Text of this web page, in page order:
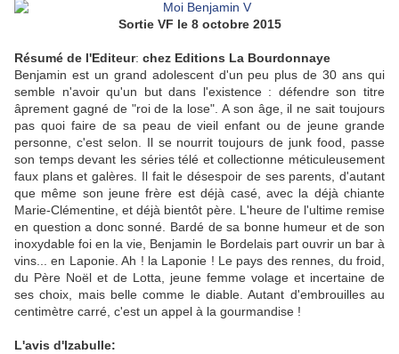
Sortie VF le 8 octobre 2015
Résumé de l'Editeur: chez Editions La Bourdonnaye
Benjamin est un grand adolescent d'un peu plus de 30 ans qui
semble n'avoir qu'un but dans l'existence : défendre son titre
âprement gagné de "roi de la lose". A son âge, il ne sait toujours
pas quoi faire de sa peau de vieil enfant ou de jeune grande
personne, c'est selon. Il se nourrit toujours de junk food, passe
son temps devant les séries télé et collectionne méticuleusement
faux plans et galères. Il fait le désespoir de ses parents, d'autant
que même son jeune frère est déjà casé, avec la déjà chiante
Marie-Clémentine, et déjà bientôt père. L'heure de l'ultime remise
en question a donc sonné. Bardé de sa bonne humeur et de son
inoxydable foi en la vie, Benjamin le Bordelais part ouvrir un bar à
vins... en Laponie. Ah ! la Laponie ! Le pays des rennes, du froid,
du Père Noël et de Lotta, jeune femme volage et incertaine de
ses choix, mais belle comme le diable. Autant d'embrouilles au
centimètre carré, c'est un appel à la gourmandise !
L'avis d'Izabulle: